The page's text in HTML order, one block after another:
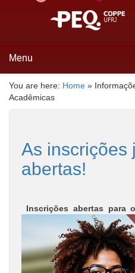
Menu
You are here: Home »
Acadêmicas
As inscrições
abertas!
Inscrições abertas para